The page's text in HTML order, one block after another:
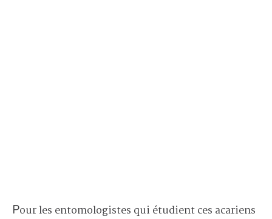
Pour les entomologistes qui étudient ces acariens